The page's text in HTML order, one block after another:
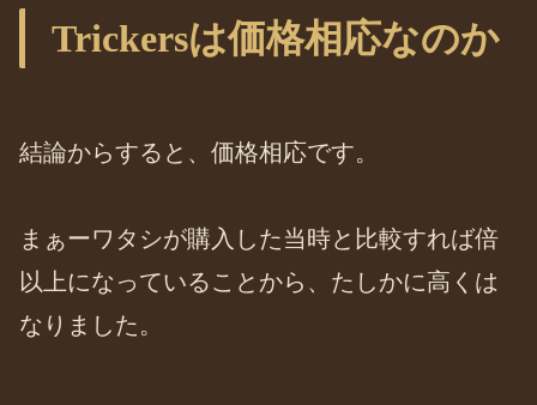
Trickersは価格相応なのか
結論からすると、価格相応です。
まぁーワタシが購入した当時と比較すれば倍
以上になっていることから、たしかに高くは
なりました。